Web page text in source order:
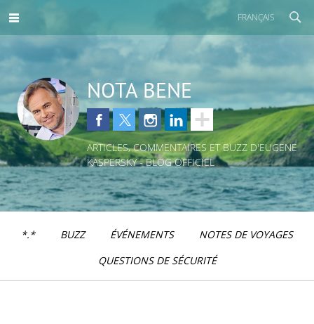
FRANÇAIS
NOTA BENE
ARTICLES, COMMENTAIRES ET BUZZ D'EUGENE
KASPERSKY - BLOG OFFICIEL
*.* BUZZ ÉVÉNEMENTS
NOTES DE VOYAGES
QUESTIONS DE SÉCURITÉ